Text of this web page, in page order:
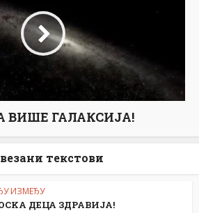
ВИШЕ ГАЛАКСИЈА!
текстови
ИЗМЕЂУ
ДЕЦА ЗДРАВИЈА!